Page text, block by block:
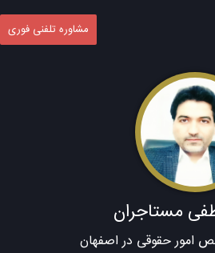
مشاوره تلفنی فوری
مستاجران
امور حقوقی در اصفهان